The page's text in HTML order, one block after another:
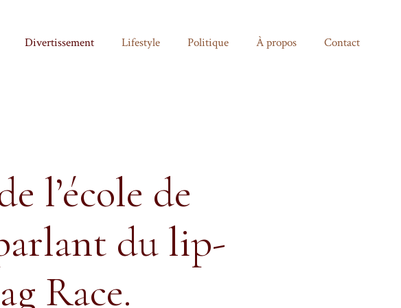
Divertissement Lifestyle Politique À propos Contact
l’école de
du lip-
Race.